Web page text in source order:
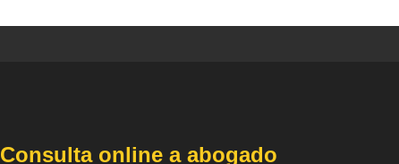
Consulta online a abogado